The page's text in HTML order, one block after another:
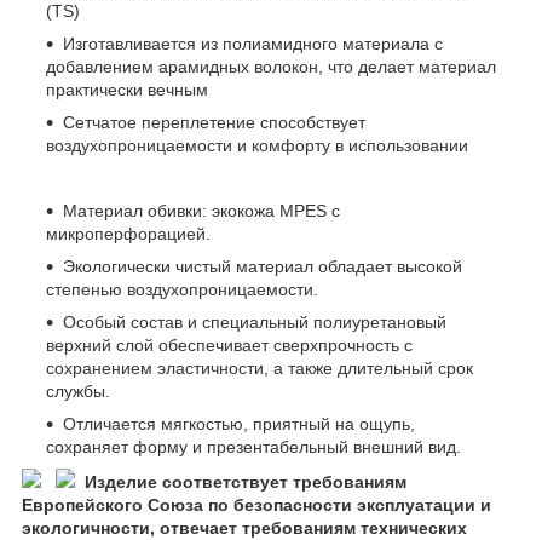
(TS)
Изготавливается из полиамидного материала с
добавлением арамидных волокон, что делает материал
практически вечным
Сетчатое переплетение способствует
воздухопроницаемости и комфорту в использовании
Материал обивки: экокожа MPES с
микроперфорацией.
Экологически чистый материал обладает высокой
степенью воздухопроницаемости.
Особый состав и специальный полиуретановый
верхний слой обеспечивает сверхпрочность с
сохранением эластичности, а также длительный срок
службы.
Отличается мягкостью, приятный на ощупь,
сохраняет форму и презентабельный внешний вид.
Изделие соответствует требованиям
Европейского Союза по безопасности эксплуатации и
экологичности, отвечает требованиям технических